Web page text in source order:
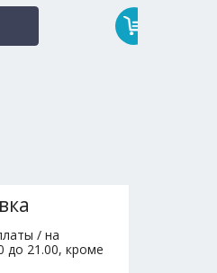
/ на
до 21.00, кроме